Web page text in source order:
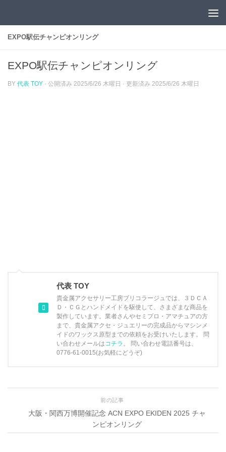
EXPO駅伝チャンピオンリング
EXPO駅伝チャンピオンリング
BY 代表 TOY · 公開済み 2025/6/26 木曜日 · 更新済み 2025/6/26 木曜日
代表 TOY
貴金属アクセサリー工房ブリコラージュでは、３ＤＣＡ
Ｄ・ＣＧとハンドメイドを駆使して、さまざまな商品を
製作しています。業者さんやセミプロ・アマチュアの方
まで、貴金属アクセ・ジュエリーの完成品からマシンメ
イドのワックス原型までの依頼をお受けいたします。 問
い合わせメールはコチラ 。 問い合わせ電話番号は、
0776-61-0015(お気軽にどうぞ)
前の記事
大阪・関西万博開催記念 ACN EXPO EKIDEN 2025 チャ
ンピオンリング